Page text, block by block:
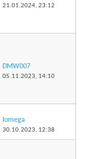
21.01.2024, 23:12
DMW007
05.11.2023, 14:10
Iomega
30.10.2023, 12:38